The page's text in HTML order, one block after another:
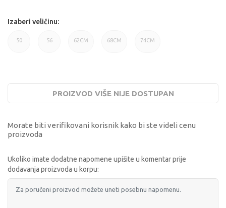
Izaberi veličinu:
50 56 62CM 68CM 74CM
PROIZVOD VIŠE NIJE DOSTUPAN
Morate biti verifikovani korisnik kako bi ste videli cenu
proizvoda
Ukoliko imate dodatne napomene upišite u komentar prije
dodavanja proizvoda u korpu: